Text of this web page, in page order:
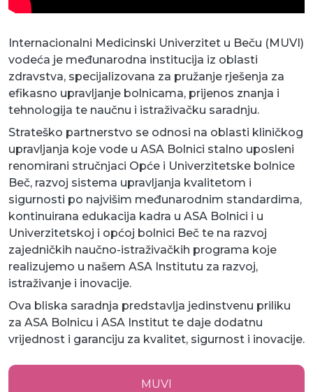
Internacionalni Medicinski Univerzitet u Beču (MUVI)
vodeća je međunarodna institucija iz oblasti
zdravstva, specijalizovana za pružanje rješenja za
efikasno upravljanje bolnicama, prijenos znanja i
tehnologija te naučnu i istraživačku saradnju.
Strateško partnerstvo se odnosi na oblasti kliničkog
upravljanja koje vode u ASA Bolnici stalno uposleni
renomirani stručnjaci Opće i Univerzitetske bolnice
Beč, razvoj sistema upravljanja kvalitetom i
sigurnosti po najvišim međunarodnim standardima,
kontinuirana edukacija kadra u ASA Bolnici i u
Univerzitetskoj i općoj bolnici Beč te na razvoj
zajedničkih naučno-istraživačkih programa koje
realizujemo u našem ASA Institutu za razvoj,
istraživanje i inovacije.
Ova bliska saradnja predstavlja jedinstvenu priliku
za ASA Bolnicu i ASA Institut te daje dodatnu
vrijednost i garanciju za kvalitet, sigurnost i inovacije.
MUVI